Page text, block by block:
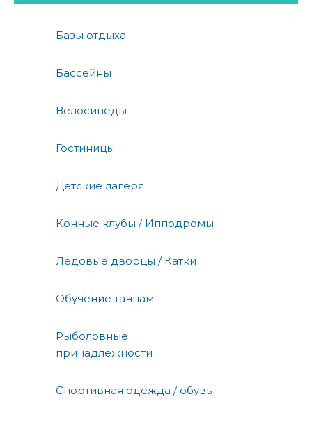
Базы отдыха
Бассейны
Велосипеды
Гостиницы
Детские лагеря
Конные клубы / Ипподромы
Ледовые дворцы / Катки
Обучение танцам
Рыболовные
принадлежности
Спортивная одежда / обувь